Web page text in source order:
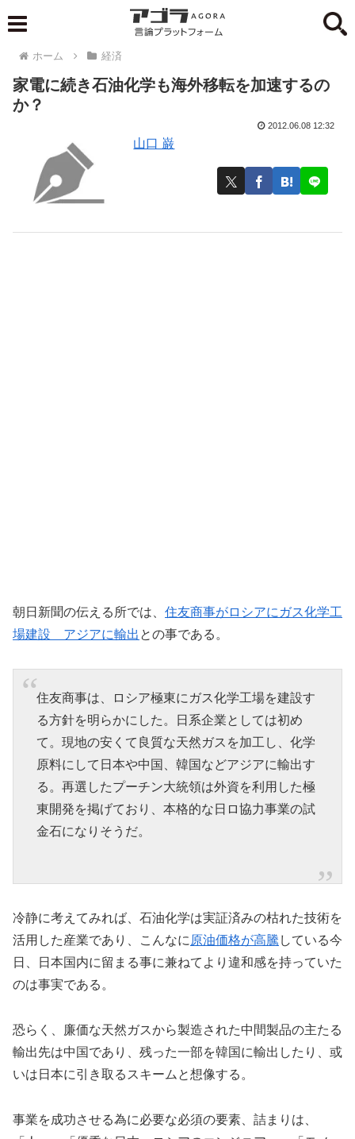
ホーム 経済
家電に続き石油化学も海外移転を加速するの
か？
山口 巌
2012.06.08 12:32
朝日新聞の伝える所では、 住友商事がロシアにガス化学工
場建設 アジアに輸出 との事である。
住友商事は、ロシア極東にガス化学工場を建設す
る方針を明らかにした。日系企業としては初め
て。現地の安くて良質な天然ガスを加工し、化学
原料にして日本や中国、韓国などアジアに輸出す
る。再選したプーチン大統領は外資を利用した極
東開発を掲げており、本格的な日ロ協力事業の試
金石になりそうだ。
冷静に考えてみれば、石油化学は実証済みの枯れた技術を
活用した産業であり、こんなに 原油価格が高騰 している今
日、日本国内に留まる事に兼ねてより違和感を持っていた
のは事実である。
恐らく、廉価な天然ガスから製造された中間製品の主たる
輸出先は中国であり、残った一部を韓国に輸出したり、或
いは日本に引き取るスキームと想像する。
事業を成功させる為に必要な必須の要素、詰まりは、